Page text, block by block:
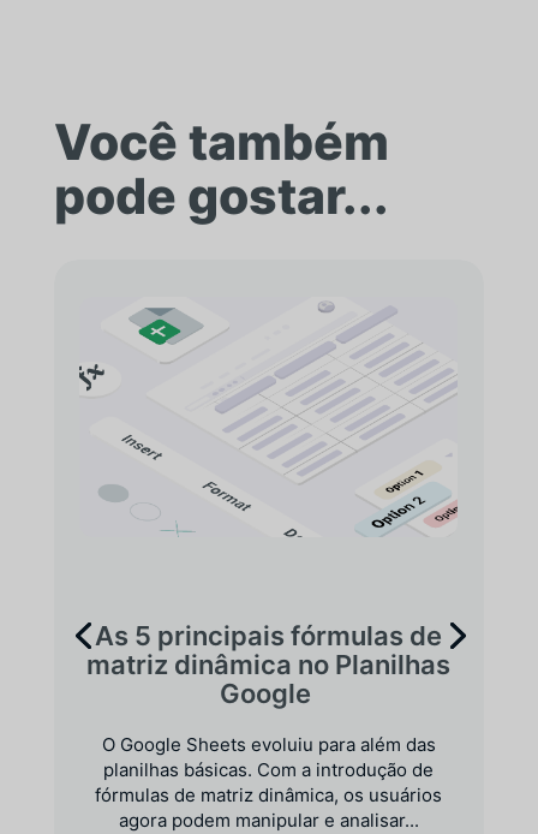
Você também
pode gostar...
As 5 principais fórmulas de
matriz dinâmica no Planilhas
Google
O Google Sheets evoluiu para além das
planilhas básicas. Com a introdução de
fórmulas de matriz dinâmica, os usuários
agora podem manipular e analisar...